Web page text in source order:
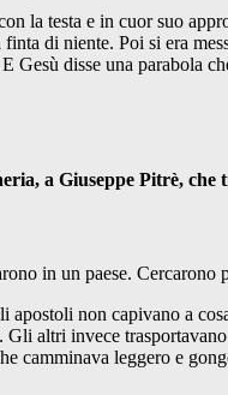
la testa e in cuor suo
di niente. Poi si era
Gesù disse una parabola
a Giuseppe Pitrè, che
in un paese. Cercarono
apostoli non capivano a
altri invece
camminava leggero e